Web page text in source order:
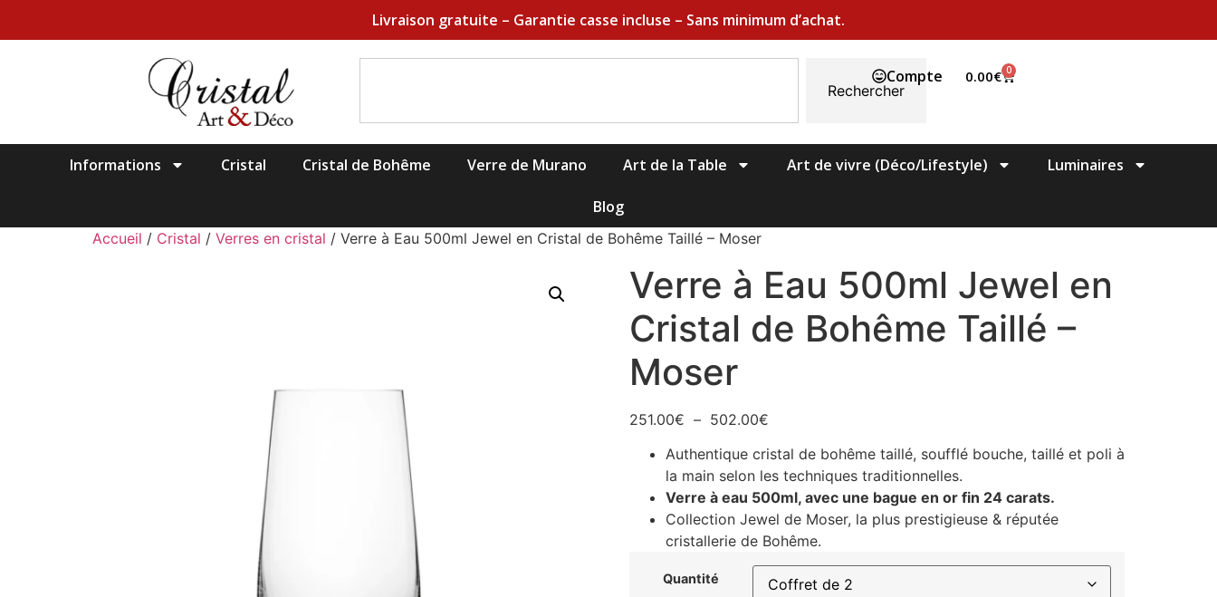
Livraison gratuite – Garantie casse incluse – Sans minimum d’achat.
Rechercher
Compte 0.00€ 0
Informations Cristal Cristal de Bohême Verre de Murano Art de la Table Art de vivre (Déco/Lifestyle) Luminaires
Blog
Accueil / Cristal / Verres en cristal / Verre à Eau 500ml Jewel en Cristal de Bohême Taillé – Moser
Verre à Eau 500ml Jewel en
Cristal de Bohême Taillé –
Moser
251.00€ – 502.00€
Authentique cristal de bohême taillé, soufflé bouche, taillé et poli à
la main selon les techniques traditionnelles.
Verre à eau 500ml, avec une bague en or fin 24 carats.
Collection Jewel de Moser, la plus prestigieuse & réputée
cristallerie de Bohême.
Quantité